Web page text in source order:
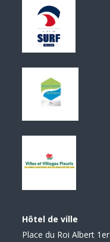
Hôtel de ville
Place du Roi Albert 1er